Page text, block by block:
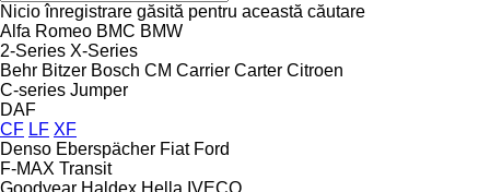
Nicio înregistrare găsită pentru această căutare
Alfa Romeo BMC BMW
2-Series X-Series
Behr Bitzer Bosch CM Carrier Carter Citroen
C-series Jumper
DAF
CF LF XF
Denso Eberspächer Fiat Ford
F-MAX Transit
Goodyear Haldex Hella IVECO